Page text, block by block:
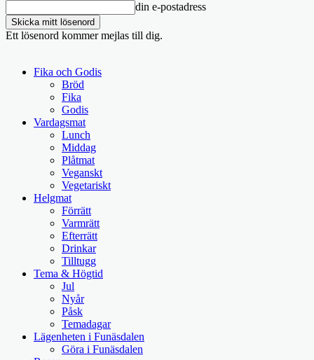
din e-postadress
Ett lösenord kommer mejlas till dig.
Fika och Godis
Bröd
Fika
Godis
Vardagsmat
Lunch
Middag
Plåtmat
Veganskt
Vegetariskt
Helgmat
Förrätt
Varmrätt
Efterrätt
Drinkar
Tilltugg
Tema & Högtid
Jul
Nyår
Påsk
Temadagar
Lägenheten i Funäsdalen
Göra i Funäsdalen